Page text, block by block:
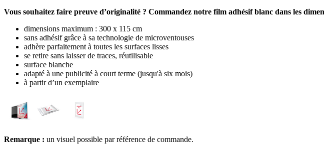
Vous souhaitez faire preuve d’originalité ? Commandez notre film adhésif blanc dans les
dimensions maximum : 300 x 115 cm
sans adhésif grâce à sa technologie de microventouses
adhère parfaitement à toutes les surfaces lisses
se retire sans laisser de traces, réutilisable
surface blanche
adapté à une publicité à court terme (jusqu'à six mois)
à partir d’un exemplaire
Remarque : un visuel possible par référence de commande.